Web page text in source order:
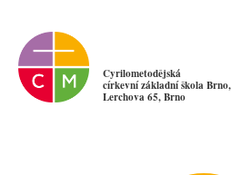
Cyrilometodějská
církevní základní škola Brno,
Lerchova 65, Brno